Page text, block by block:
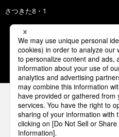
さつきた8・1
1 2 3
パナソニックの電気設